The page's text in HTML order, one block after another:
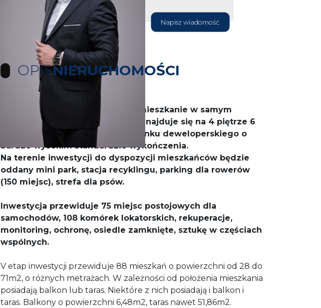
Napisz wiadomość
OPISNIERUCHOMOŚCI
W ofercie własnościowe, nowe mieszkanie w samym
Centrum Szczecina. Mieszkanie znajduje się na 4 piętrze 6
piętrowego nowoczesnego budynku deweloperskiego o
bardzo wysokim standardzie wykończenia.
Na terenie inwestycji do dyspozycji mieszkańców będzie
oddany mini park, stacja recyklingu, parking dla rowerów
(150 miejsc), strefa dla psów.
Inwestycja przewiduje 75 miejsc postojowych dla
samochodów, 108 komórek lokatorskich, rekuperacje,
monitoring, ochronę, osiedle zamknięte, sztukę w częściach
wspólnych.
V etap inwestycji przewiduje 88 mieszkań o powierzchni od 28 do
71m2, o różnych metrażach. W zależności od położenia mieszkania
posiadają balkon lub taras. Niektóre z nich posiadają i balkon i
taras. Balkony o powierzchni 6,48m2, taras nawet 51,86m2.